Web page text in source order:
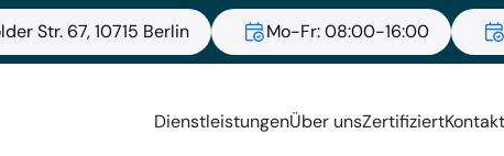
Str. 67, 10715 Berlin Mo-Fr: 08:00-16:00
DienstleistungenÜber unsZertifiziertKontakt